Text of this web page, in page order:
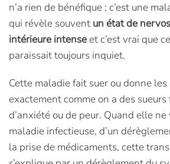
n’a rien de bénéfique ; c’est une
qui révèle souvent un état de
intérieure intenseet c’est vrai que
paraissait toujours inquiet.
Cette maladie fait suer ou donne
exactement comme on a des sueurs
d’anxiété ou de peur. Quand elle ne
maladie infectieuse, d’un
la prise de médicaments, cette